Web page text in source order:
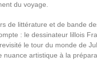
du voyage.
de littérature et de bande
: le dessinateur lillois
le tour du monde de
nuance artistique à la